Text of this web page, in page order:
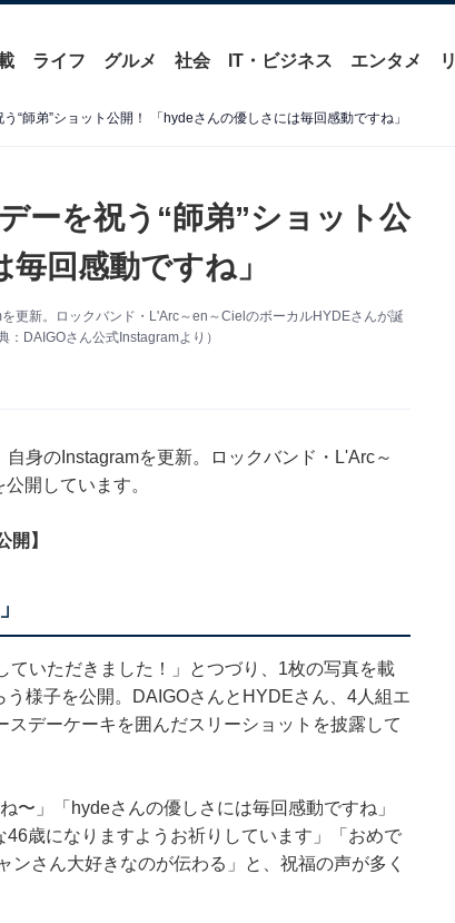
ライフ グルメ 社会 IT・ビジネス エンタメ
“師弟”ショット公開！ 「hydeさんの優しさには毎回感動ですね」
ーを祝う“師弟”ショット公
回感動ですね」
更新。ロックバンド・L'Arc～en～CielのボーカルHYDEさんが誕
DAIGOさん公式Instagramより）
身のInstagramを更新。ロックバンド・L'Arc～
開しています。
】
いただきました！」とつづり、1枚の写真を載
様子を公開。DAIGOさんとHYDEさん、4人組エ
デーケーキを囲んだスリーショットを披露して
〜」「hydeさんの優しさには毎回感動ですね」
歳になりますようお祈りしています」「おめで
さん大好きなのが伝わる」と、祝福の声が多く